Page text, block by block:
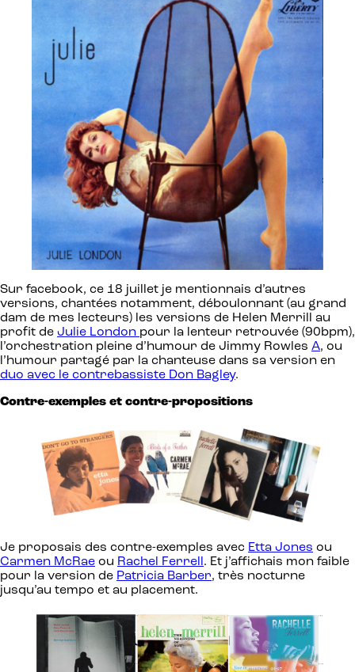
Sur facebook, ce 18 juillet je mentionnais d’autres
versions, chantées notamment, déboulonnant (au grand
dam de mes lecteurs) les versions de Helen Merrill au
profit de Julie London pour la lenteur retrouvée (90bpm),
l’orchestration pleine d’humour de Jimmy Rowles A, ou
l’humour partagé par la chanteuse dans sa version en
duo avec le contrebassiste Don Bagley.
Contre-exemples et contre-propositions
Je proposais des contre-exemples avec Etta Jones ou
Carmen McRae ou Rachel Ferrell . Et j’affichais mon faible
pour la version de Patricia Barber, très nocturne
jusqu’au tempo et au placement.